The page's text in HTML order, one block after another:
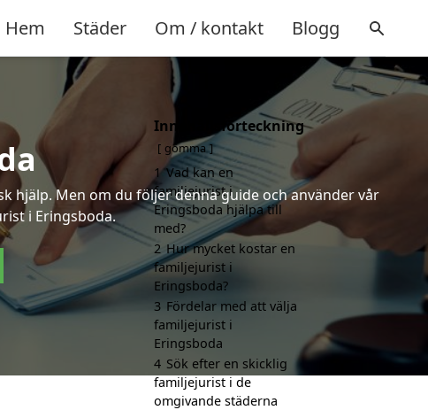
Hem Städer Om / kontakt Blogg
Men om du följer denna guide och använder vår
i Eringsboda.
Innehållsförteckning
gömma
1 Vad kan en
familjejurist i
Eringsboda hjälpa till
med?
2 Hur mycket kostar en
familjejurist i
Eringsboda?
3 Fördelar med att välja
familjejurist i
Eringsboda
4 Sök efter en skicklig
familjejurist i de
omgivande städerna